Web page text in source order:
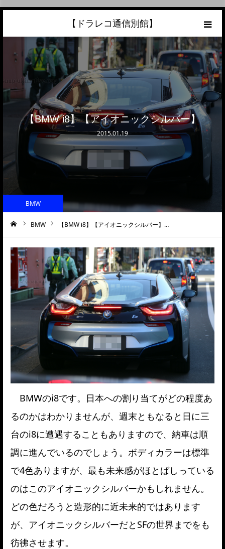
【ドラレコ通信別館】
【BMW i8】【アイオニックシルバー】
2015.01.19
BMW
BMW 【BMW i8】【アイオニックシルバー】…
BMWのi8です。日本への割り当てがどの程度あ
るのかはわかりませんが、週末ともなると日に三
台のi8に遭遇することもありますので、納車は順
調に進んでいるのでしょう。ボディカラーは標準
で4色ありますが、最も未来感がほとばしっている
のはこのアイオニックシルバーかもしれません。
どの色だろうと造形的に近未来的ではあります
が、アイオニックシルバーだとSFの世界までをも
彷彿させます。
ホーム
あなたの愛車の最高額を知ろう！
こんな中古車が欲しい
トラック売却ならこちら
当サイトについて